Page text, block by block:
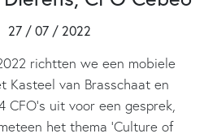
27 / 07 / 2022
richtten we een mobiele
Kasteel van Brasschaat en
CFO’s uit voor een gesprek,
het thema ‘Culture of